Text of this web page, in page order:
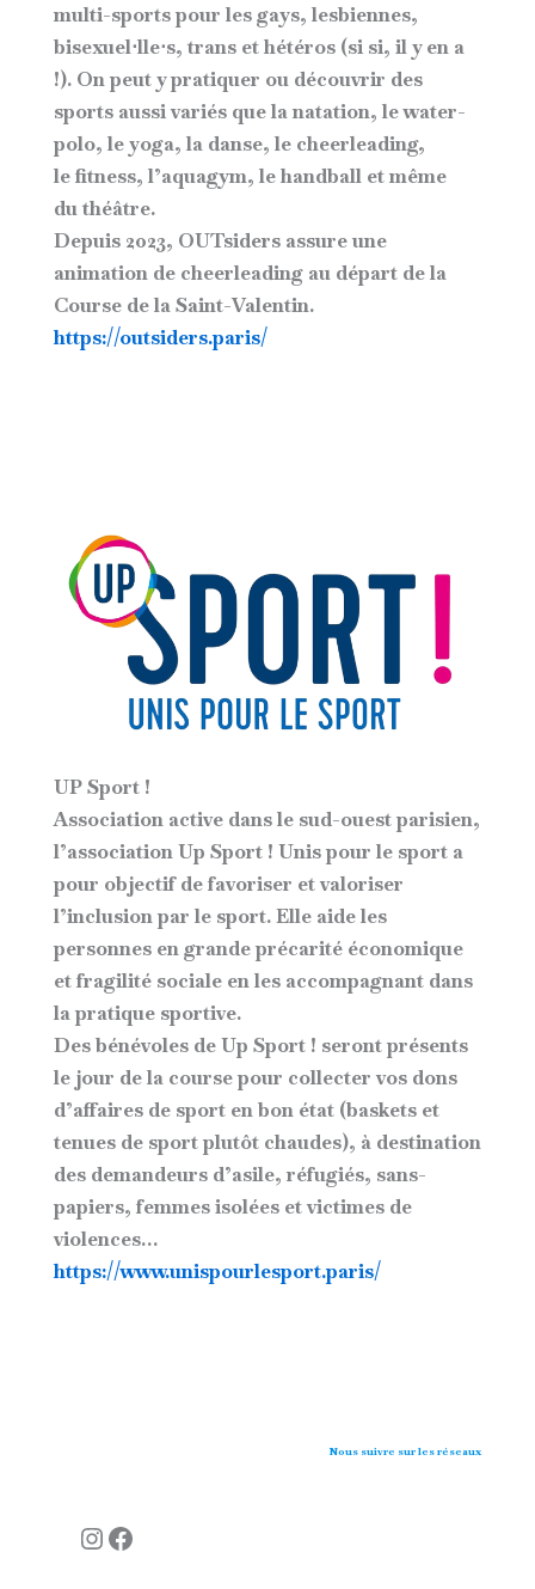
multi-sports pour les gays, lesbiennes,
bisexuel⋅lle⋅s, trans et hétéros (si si, il y en a
!). On peut y pratiquer ou découvrir des
sports aussi variés que la natation, le water-
polo, le yoga, la danse, le cheerleading,
le fitness, l’aquagym, le handball et même
du théâtre.
Depuis 2023, OUTsiders assure une
animation de cheerleading au départ de la
Course de la Saint-Valentin.
https://outsiders.paris/
UP Sport !
Association active dans le sud-ouest parisien,
l’association Up Sport ! Unis pour le sport a
pour objectif de favoriser et valoriser
l’inclusion par le sport. Elle aide les
personnes en grande précarité économique
et fragilité sociale en les accompagnant dans
la pratique sportive.
Des bénévoles de Up Sport ! seront présents
le jour de la course pour collecter vos dons
d’affaires de sport en bon état (baskets et
tenues de sport plutôt chaudes), à destination
des demandeurs d’asile, réfugiés, sans-
papiers, femmes isolées et victimes de
violences…
https://www.unispourlesport.paris/
Nous suivre sur les réseaux
Instagram Facebook